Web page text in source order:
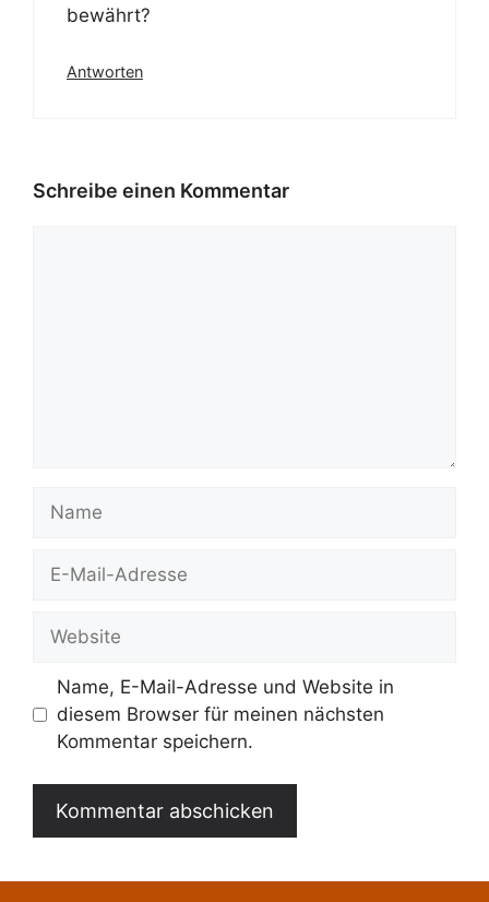
bewährt?
Antworten
Schreibe einen Kommentar
Name
Website
Name, E-Mail-Adresse und Website in
diesem Browser für meinen nächsten
Kommentar speichern.